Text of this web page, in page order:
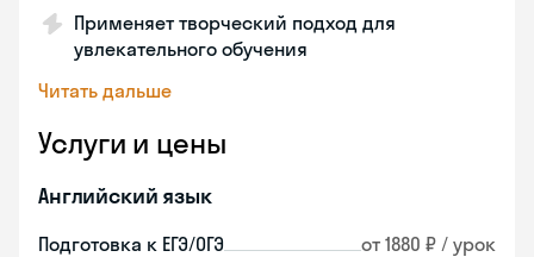
Применяет творческий подход для
увлекательного обучения
Читать дальше
Услуги и цены
Английский язык
Подготовка к ЕГЭ/ОГЭ от 1880 ₽ / урок